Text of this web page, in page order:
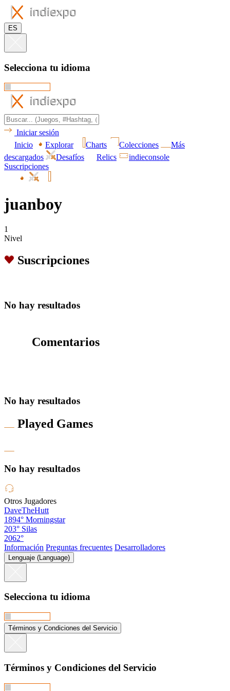
ES
Selecciona tu idioma
Iniciar sesión
Inicio
Explorar Charts Colecciones
Más
descargados
Desafíos Relics
indieconsole
Suscripciones
juanboy
1
Nivel
Suscripciones
No hay resultados
Comentarios
No hay resultados
Played Games
No hay resultados
Otros Jugadores
DaveTheHutt
1894° Morningstar
203° Silas
2062°
Información Preguntas frecuentes Desarrolladores
Lenguaje (Language)
Selecciona tu idioma
Términos y Condiciones del Servicio
Términos y Condiciones del Servicio